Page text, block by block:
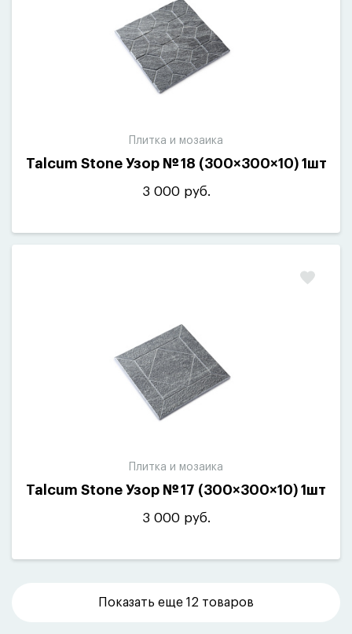
Плитка и мозаика
Talcum Stone Узор № 18 (300×300×10) 1шт
3 000 руб.
Плитка и мозаика
Talcum Stone Узор № 17 (300×300×10) 1шт
3 000 руб.
Показать еще 12 товаров